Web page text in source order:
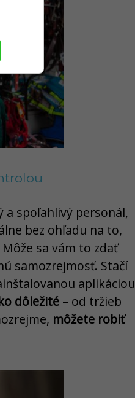
a spoľahlivý personál,
bez ohľadu na to,
Môže sa vám to zdať
samozrejmosť. Stačí
aplikáciou
dôležité – od tržieb
môžete robiť